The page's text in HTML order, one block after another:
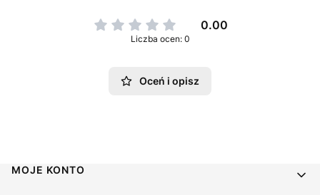
0.00
Liczba ocen: 0
Oceń i opisz
Linki w stopce
MOJE KONTO